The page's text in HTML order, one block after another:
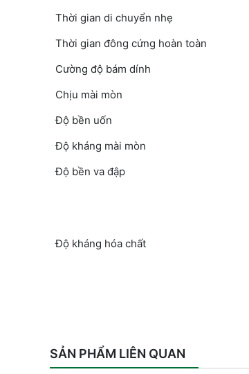
Thời gian di chuyển nhẹ
Thời gian đông cứng hoàn toàn
Cường độ bám dính
Chịu mài mòn
Độ bền uốn
Độ kháng mài mòn
Độ bền va đập
Độ kháng hóa chất
SẢN PHẨM LIÊN QUAN